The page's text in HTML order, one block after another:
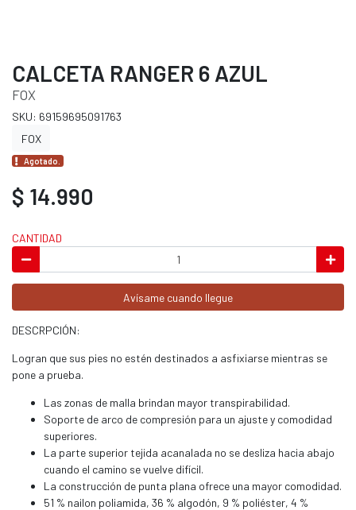
CALCETA RANGER 6 AZUL
FOX
SKU: 69159695091763
FOX
Agotado.
$ 14.990
CANTIDAD
Avísame cuando llegue
DESCRPCIÓN:
Logran que sus pies no estén destinados a asfixiarse mientras se
pone a prueba.
Las zonas de malla brindan mayor transpirabilidad.
Soporte de arco de compresión para un ajuste y comodidad
superiores.
La parte superior tejida acanalada no se desliza hacia abajo
cuando el camino se vuelve difícil.
La construcción de punta plana ofrece una mayor comodidad.
51 % nailon poliamida, 36 % algodón, 9 % poliéster, 4 %